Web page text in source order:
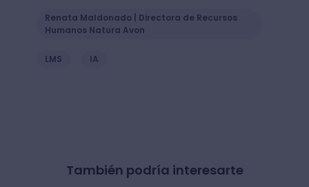
Renata Maldonado | Directora de Recursos
Humanos Natura Avon
LMS IA
También podría interesarte